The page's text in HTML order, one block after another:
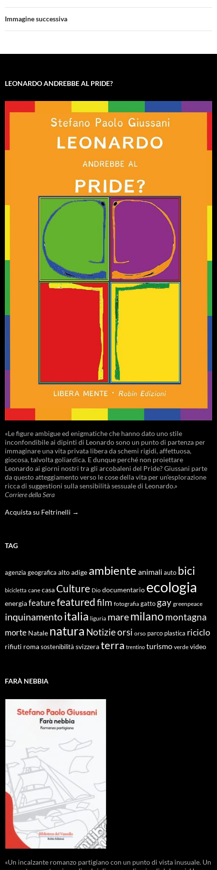
Immagine successiva
LEONARDO ANDREBBE AL PRIDE?
«Le figure ambigue ed enigmatiche che hanno dato uno stile
inconfondibile ai dipinti di Leonardo sono un punto di partenza per
immaginare una vita privata libera da schemi rigidi, affettuosa,
giocosa, talvolta goliardica. E dunque perché non proiettare
Leonardo ai giorni nostri tra gli arcobaleni del Pride? Giussani parte
da questo atteggiamento verso le cose della vita per un’esplorazione
ricca di suggestioni sulla sensibilità sessuale di Leonardo.»
Corriere della Sera
Acquista su Feltrinelli →
TAG
agenzia geografica alto adige ambiente animali auto bici
bicicletta cane casa Culture Dio documentario ecologia
energiafeaturefeaturedfilm fotografia gatto gay greenpeace
inquinamentoitalia liguria maremilano montagna
morte Natale natura Notizieorsi orso parco plastica riciclo
rifiuti roma sostenibilità svizzeraterra trentino turismo verde video
FARÀ NEBBIA
«Un incalzante romanzo partigiano con un punto di vista inusuale. Un